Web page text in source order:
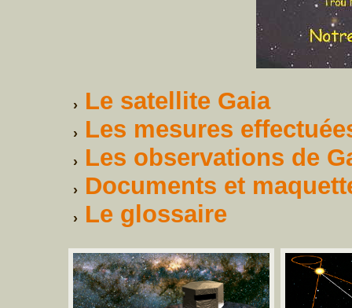
Le satellite Gaia
Les mesures
Les observations de
Documents et
Le glossaire